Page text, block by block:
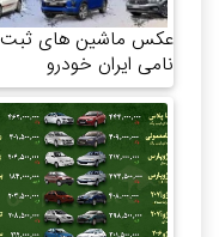
عکس ماشین های ثبت
نامی ایران خودرو